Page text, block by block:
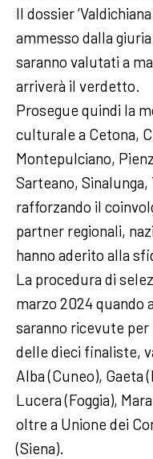
Il dossier
ammesso dalla
saranno valutati a
arriverà il verdetto.
Prosegue quindi la
culturale a Cetona,
Montepulciano,
Sarteano,
rafforzando il
partner regionali,
hanno aderito alla
La procedura di
marzo 2024 quando
saranno ricevute per
delle dieci finaliste,
Alba (Cuneo), Gaeta
Lucera (Foggia),
oltre a Unione dei
(Siena).